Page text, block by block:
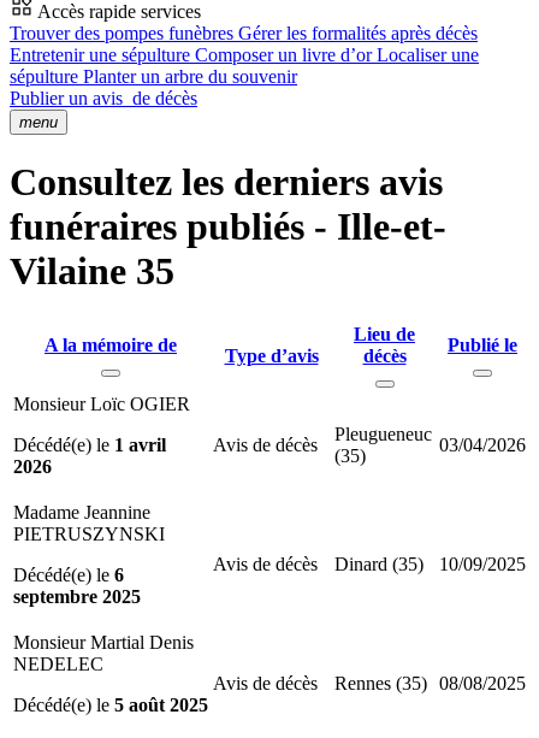
Accès rapide services
Trouver des pompes funèbres Gérer les formalités après décès
Entretenir une sépulture Composer un livre d’orLocaliser une
sépulture Planter un arbre du souvenir
Publier un avis de décès
menu
Consultez les derniers avis
funéraires publiés - Ille-et-
Vilaine 35
A la mémoire de
Type d’avis
Lieu de
décès
Publié le
Monsieur Loïc OGIER
Décédé(e) le 1 avril
2026
Avis de décès
Pleugueneuc
(35)
03/04/2026
Madame Jeannine
PIETRUSZYNSKI
Décédé(e) le 6
septembre 2025
Avis de décès Dinard (35) 10/09/2025
Monsieur Martial Denis
NEDELEC
Décédé(e) le 5 août 2025
Avis de décès Rennes (35) 08/08/2025